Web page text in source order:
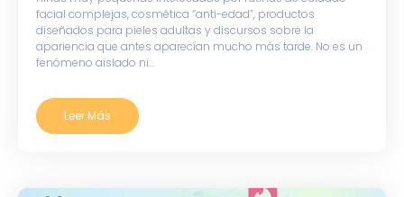
facial complejas, cosmética “anti-edad”, productos
diseñados para pieles adultas y discursos sobre la
apariencia que antes aparecían mucho más tarde. No es un
fenómeno aislado ni...
Leer Más